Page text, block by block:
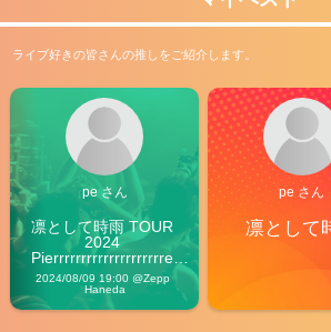
ライブ好きの皆さんの推しをご紹介します。
pe さん
凛として時雨 TOUR
2024
Pierrrrrrrrrrrrrrrrrrrre
Vibes
2024/08/09 19:00 @Zepp
Haneda
pe さん
凛として